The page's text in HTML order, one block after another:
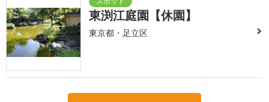
東渕江庭園【休園】
東京都・足立区